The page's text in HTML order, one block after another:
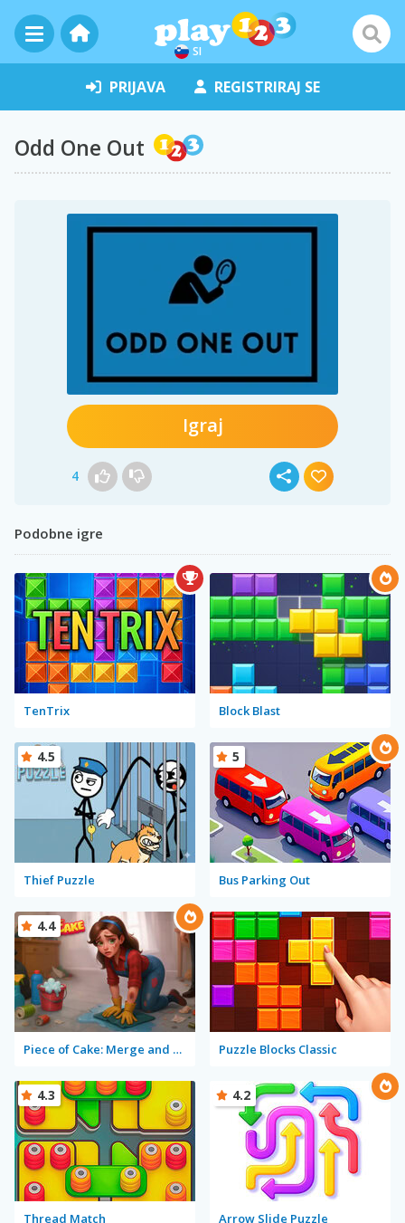
SI
PRIJAVA REGISTRIRAJ SE
Odd One Out
Igraj
4
Podobne igre
TenTrix Block Blast
Thief Puzzle
4.5
Bus Parking Out
5
Piece of Cake: Merge and Bake
4.4
Puzzle Blocks Classic
Thread Match
4.3
Arrow Slide Puzzle
4.2